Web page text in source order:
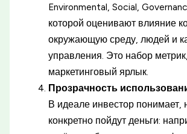
Environmental, Social,
которой оценивают влияние
окружающую среду, людей и
управления. Это набор
маркетинговый ярлык.
Прозрачность
В идеале инвестор понимает,
конкретно пойдут деньги: